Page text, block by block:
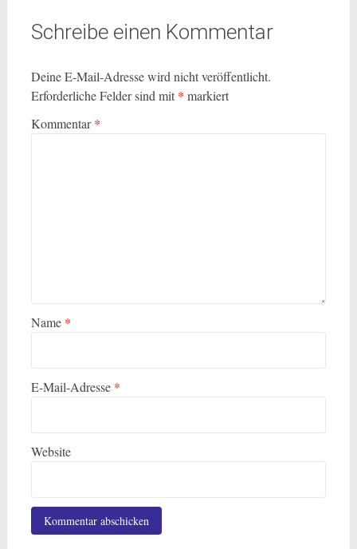
Schreibe einen Kommentar
Deine E-Mail-Adresse wird nicht veröffentlicht.
Erforderliche Felder sind mit * markiert
Kommentar*
Name *
E-Mail-Adresse *
Website